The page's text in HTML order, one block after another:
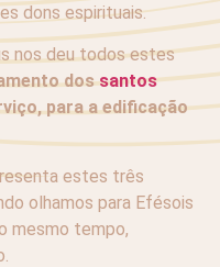
dons espirituais.
nos deu todos estes
dossantos
para a edificação
estes três
olhamos para Efésois
mesmo tempo,